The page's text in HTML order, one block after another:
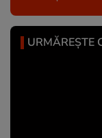
URMĂREȘTE